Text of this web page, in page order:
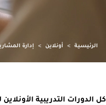
الرئيسية > أونلاين > إدارة
كل الدورات التدريبية